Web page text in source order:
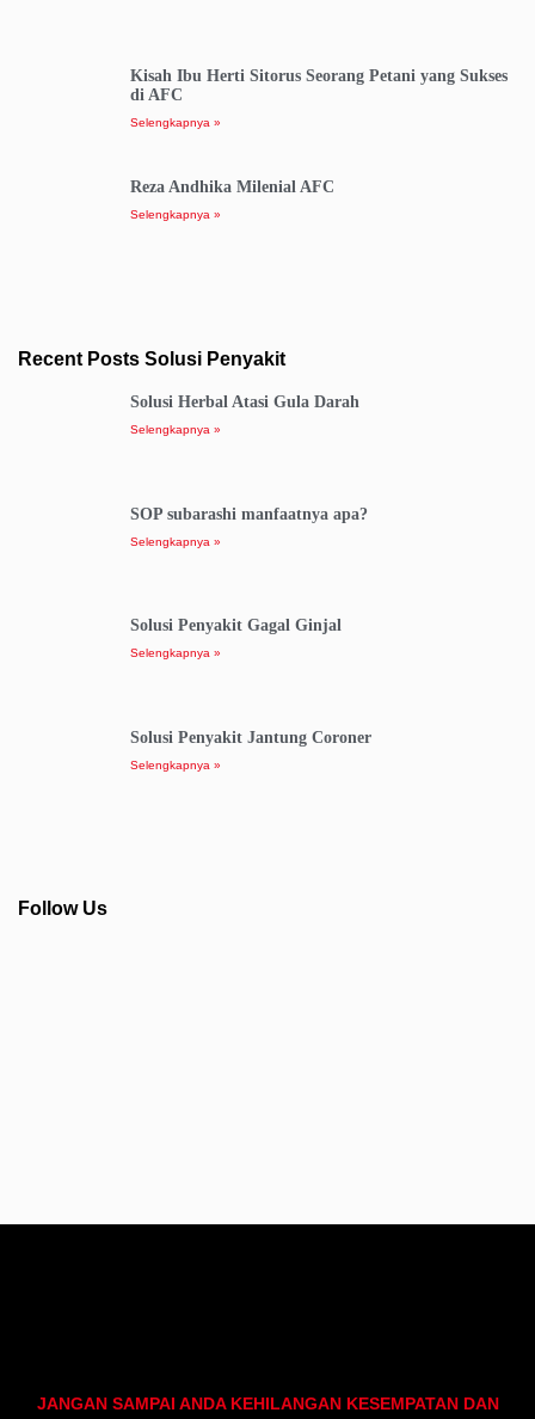
Kisah Ibu Herti Sitorus Seorang Petani yang Sukses
di AFC
Selengkapnya »
Reza Andhika Milenial AFC
Selengkapnya »
Recent Posts Solusi Penyakit
Solusi Herbal Atasi Gula Darah
Selengkapnya »
SOP subarashi manfaatnya apa?
Selengkapnya »
Solusi Penyakit Gagal Ginjal
Selengkapnya »
Solusi Penyakit Jantung Coroner
Selengkapnya »
Follow Us
JANGAN SAMPAI ANDA KEHILANGAN KESEMPATAN DAN